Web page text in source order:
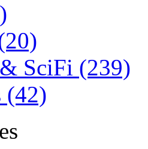
SciFi (239)
(42)